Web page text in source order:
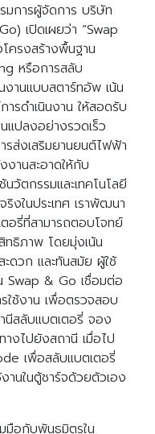
การผู้จัดการ บริษัท
เปิดเผยว่า “Swap
ครงสร้างพื้นฐาน
หรือการสลับ
งานแบบสตาร์ทอัพ เน้น
รดำเนินงาน ให้สอดรับ
แปลงอย่างรวดเร็ว
ส่งเสริมยานยนต์ไฟฟ้า
านสะอาดให้กับ
วัตกรรมและเทคโนโลยี
งในประเทศ เราพัฒนา
อรี่ที่สามารถตอบโจทย์
ทธิภาพ โดยมุ่งเน้น
ดวก และทันสมัย ผู้ใช้
Swap & Go เชื่อมต่อ
ใช้งาน เพื่อตรวจสอบ
นีสลับแบตเตอรี่ จอง
างไปยังสถานี เมื่อไป
เพื่อสลับแบตเตอรี่
านในตู้ชาร์จด้วยตัวเอง
มือกับพันธมิตรใน